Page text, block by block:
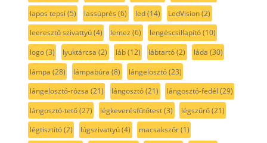
lapos tepsi (5) lassúprés (6) led(14) LedVision(2)
leeresztő szivattyú(4) lemez (6) lengéscsillapító(10)
logo(3) lyuktárcsa (2) láb(12) lábtartó(2) láda (30)
lámpa (28) lámpabúra (8) lángelosztó(23)
lángelosztó-rózsa (21) lángosztó(21) lángosztó-fedél (29)
lángosztó-tető(27) légkeverésfűtőtest(3) légszűrő(21)
légtisztító(2) lúgszivattyú(4) macsakszőr(1)